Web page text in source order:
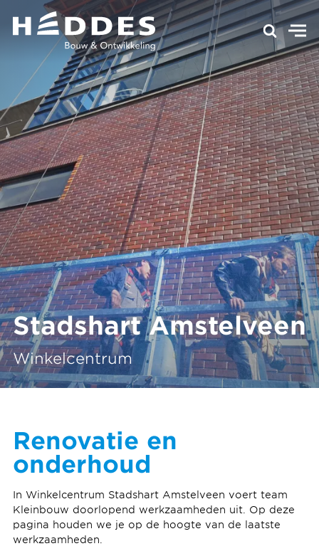
Stadshart Amstelveen
Winkelcentrum
Renovatie en
onderhoud
In Winkelcentrum Stadshart Amstelveen voert team
Kleinbouw doorlopend werkzaamheden uit. Op deze
pagina houden we je op de hoogte van de laatste
werkzaamheden.